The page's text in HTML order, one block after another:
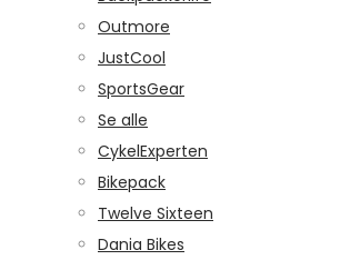
Outmore
JustCool
SportsGear
Se alle
CykelExperten
Bikepack
Twelve Sixteen
Dania Bikes